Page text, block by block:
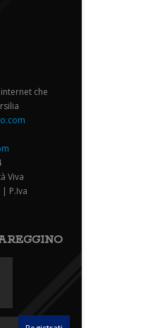
che
Viva
P.Iva